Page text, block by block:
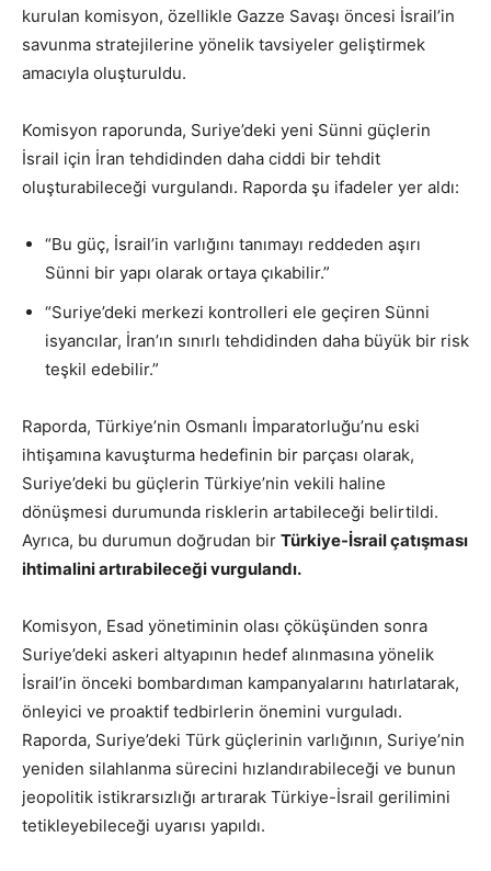
kurulan komisyon, özellikle Gazze Savaşı öncesi İsrail’in
savunma stratejilerine yönelik tavsiyeler geliştirmek
amacıyla oluşturuldu.
Komisyon raporunda, Suriye’deki yeni Sünni güçlerin
İsrail için İran tehdidinden daha ciddi bir tehdit
oluşturabileceği vurgulandı. Raporda şu ifadeler yer aldı:
“Bu güç, İsrail’in varlığını tanımayı reddeden aşırı
Sünni bir yapı olarak ortaya çıkabilir.”
“Suriye’deki merkezi kontrolleri ele geçiren Sünni
isyancılar, İran’ın sınırlı tehdidinden daha büyük bir risk
teşkil edebilir.”
Raporda, Türkiye’nin Osmanlı İmparatorluğu’nu eski
ihtişamına kavuşturma hedefinin bir parçası olarak,
Suriye’deki bu güçlerin Türkiye’nin vekili haline
dönüşmesi durumunda risklerin artabileceği belirtildi.
Ayrıca, bu durumun doğrudan bir Türkiye-İsrail çatışması
ihtimalini artırabileceği vurgulandı.
Komisyon, Esad yönetiminin olası çöküşünden sonra
Suriye’deki askeri altyapının hedef alınmasına yönelik
İsrail’in önceki bombardıman kampanyalarını hatırlatarak,
önleyici ve proaktif tedbirlerin önemini vurguladı.
Raporda, Suriye’deki Türk güçlerinin varlığının, Suriye’nin
yeniden silahlanma sürecini hızlandırabileceği ve bunun
jeopolitik istikrarsızlığı artırarak Türkiye-İsrail gerilimini
tetikleyebileceği uyarısı yapıldı.